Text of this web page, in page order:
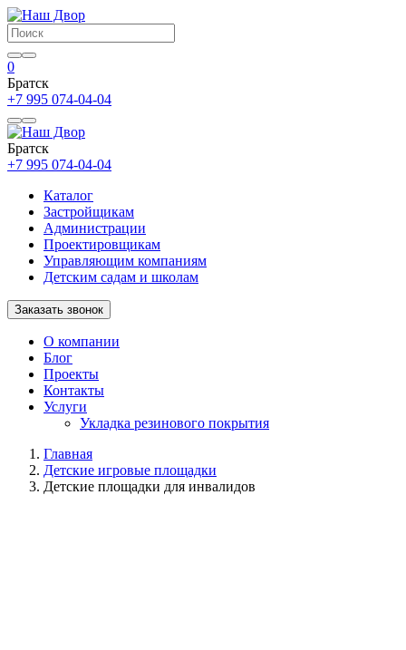
0
Братск
+7 995 074-04-04
Братск
+7 995 074-04-04
Каталог
Застройщикам
Администрации
Проектировщикам
Управляющим компаниям
Детским садам и школам
Заказать звонок
О компании
Блог
Проекты
Контакты
Услуги
Укладка резинового покрытия
Главная
Детские игровые площадки
Детские площадки для инвалидов